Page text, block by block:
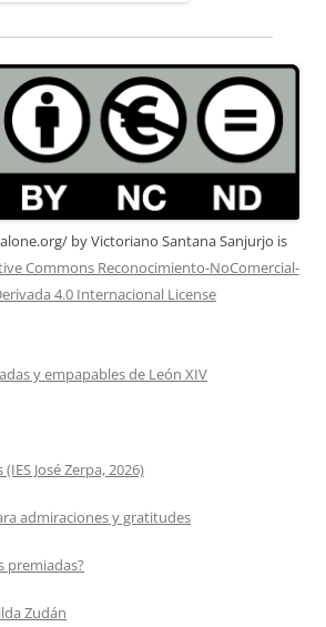
byVictoriano Santana Sanjurjo is
Commons Reconocimiento-NoComercial-
4.0 Internacional License
y empapables de León XIV
José Zerpa, 2026)
admiraciones y gratitudes
premiadas?
Zudán